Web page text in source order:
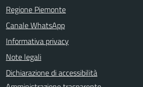
Regione Piemonte
Canale WhatsApp
Informativa privacy
Note legali
Dichiarazione di accessibilità